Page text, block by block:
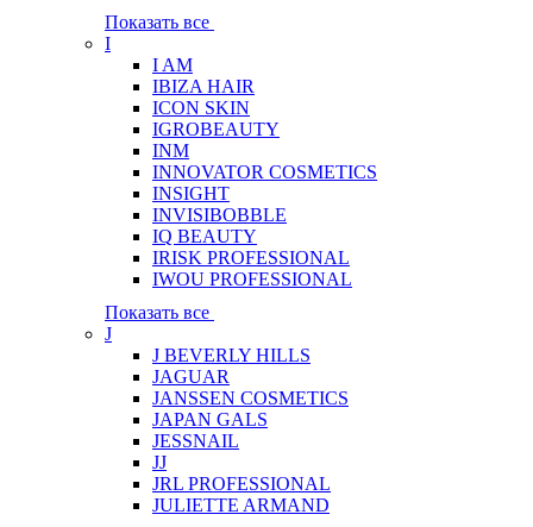
Показать все
I
I AM
IBIZA HAIR
ICON SKIN
IGROBEAUTY
INM
INNOVATOR COSMETICS
INSIGHT
INVISIBOBBLE
IQ BEAUTY
IRISK PROFESSIONAL
IWOU PROFESSIONAL
Показать все
J
J BEVERLY HILLS
JAGUAR
JANSSEN COSMETICS
JAPAN GALS
JESSNAIL
JJ
JRL PROFESSIONAL
JULIETTE ARMAND